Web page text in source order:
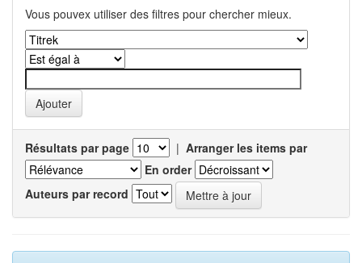
Vous pouvex utiliser des filtres pour chercher mieux.
Résultats par page | Arranger les items par
En order
Auteurs par record